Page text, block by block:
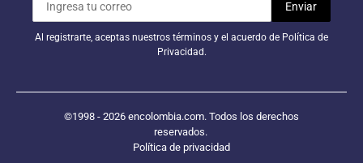
Al registrarte, aceptas nuestros términos y el acuerdo de Política de
Privacidad.
©1998 - 2026 encolombia.com. Todos los derechos
reservados.
Política de privacidad